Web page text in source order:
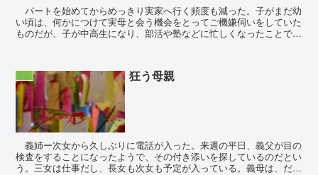
パートを始めてからめっきり実家へ行く頻度も減った。子がまだ幼
い頃は、何かにつけて実母と会う機会をとってご機嫌伺いをしていた
ものだが、子が中高生になり、部活や塾などに忙しくなったことで、
家族 狂う母親
義姉ー次女から久しぶりに電話が入った。来週の平日、義父が目の
検査をすることになったようで、その付き添いを探しているのだとい
う。三女は仕事だし、長女も次女も予定が入っている。義母は、だい